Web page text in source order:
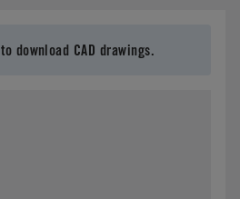
to download CAD drawings.